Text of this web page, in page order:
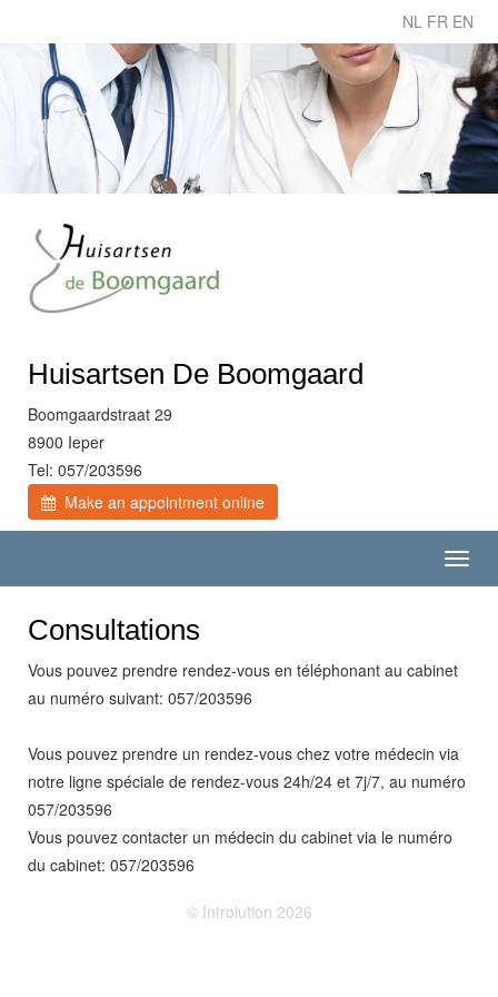
NL FR EN
Huisartsen De Boomgaard
Boomgaardstraat 29
8900 Ieper
Tel: 057/203596
Make an appointment online
Consultations
Vous pouvez prendre rendez-vous en téléphonant au cabinet
au numéro suivant: 057/203596
Vous pouvez prendre un rendez-vous chez votre médecin via
notre ligne spéciale de rendez-vous 24h/24 et 7j/7, au numéro
057/203596
Vous pouvez contacter un médecin du cabinet via le numéro
du cabinet: 057/203596
© Introlution 2026